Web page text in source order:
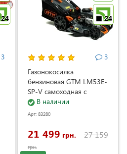
24
3
24
3
Газонокосилка
бензиновая GTM LM53E-
SP-V самоходная с
электростартером и
регулировкой скорости
В наличии
Арт: 83280
21 499 грн. 27 159
грн.